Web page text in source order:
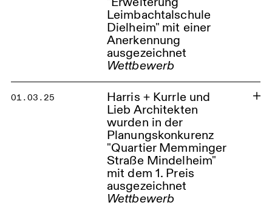
Harris + Kurrle wurde im
städtebaulichen und
freiraumplanerischen
Realisierungswettbewerb
Suburbaner Logistikhub
Stuttgart-Wangen mit dem 1.
Preis ausgezeichnet
Logistikhub Stuttgart - Wangen
Leimbachtalschule
Dielheim" mit einer
Anerkennung
ausgezeichnet
Wettbewerb
Erweiterung Leimbachtalschule
Dielheim
01.03.25
Harris + Kurrle und
Lieb Architekten
wurden in der
Planungskonkurenz
"Quartier Memminger
Straße Mindelheim"
mit dem 1. Preis
ausgezeichnet
Wettbewerb